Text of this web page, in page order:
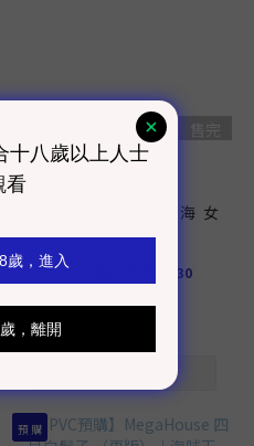
MEGAHOUSE 七武海 女
NT$2,850 ~ NT$7,130
預 購